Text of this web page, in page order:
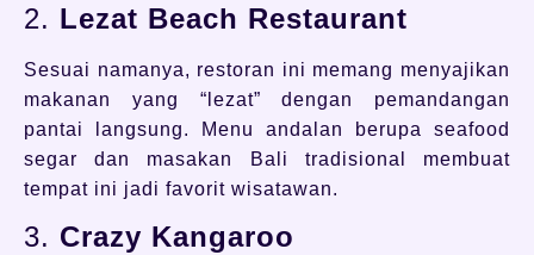
2. Lezat Beach Restaurant
Sesuai namanya, restoran ini memang menyajikan
makanan yang “lezat” dengan pemandangan
pantai langsung. Menu andalan berupa seafood
segar dan masakan Bali tradisional membuat
tempat ini jadi favorit wisatawan.
3. Crazy Kangaroo